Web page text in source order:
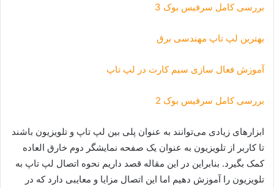
بررسی کامل سرفیس بوک 3
بهترین لپ تاپ مهندسی برق
آموزش فعال سازی سیم کارت در لپ تاپ
بررسی کامل سرفیس بوک 2
ابزارهای زیادی می‌توانند به عنوان پلی بین لپ تاپ و تلویزیون باشند
تا کاربر از تلویزیون به عنوان یک صفحه نمایشگر دوم خارق ‌العاده
کمک بگیرد. بنابراین در این مقاله قصد داریم نحوه اتصال لپ تاپ به
تلویزیون را آموزش دهیم اما این اتصال مزایا و معایبی دارد که در